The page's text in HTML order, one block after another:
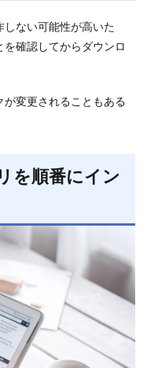
ない可能性が高いた
確認してからダウンロ
変更されることもある
を順番にイン